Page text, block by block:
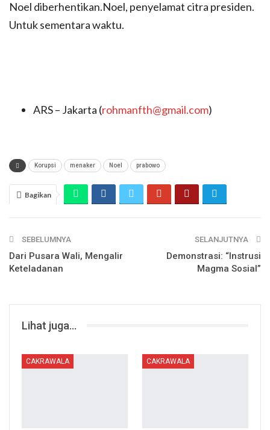
Noel diberhentikan.Noel, penyelamat citra presiden.
Untuk sementara waktu.
ARS – Jakarta (rohmanfth@gmail.com)
Korupsi menaker Noel prabowo
Bagikan
SEBELUMNYA
Dari Pusara Wali, Mengalir
Keteladanan
SELANJUTNYA
Demonstrasi: “Instrusi
Magma Sosial”
Lihat juga...
CAKRAWALA CAKRAWALA